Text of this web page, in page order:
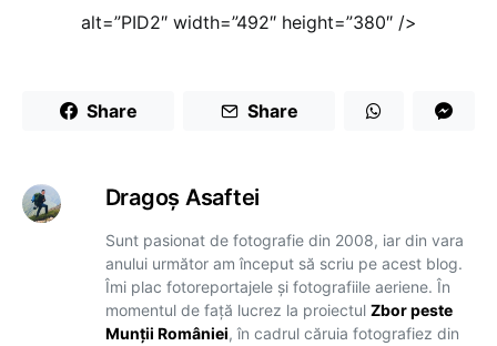
alt=”PID2″ width=”492″ height=”380″ />
Share Share
Dragoş Asaftei
Sunt pasionat de fotografie din 2008, iar din vara
anului următor am început să scriu pe acest blog.
Îmi plac fotoreportajele și fotografiile aeriene. În
momentul de față lucrez la proiectul Zbor peste
Munții României, în cadrul căruia fotografiez din